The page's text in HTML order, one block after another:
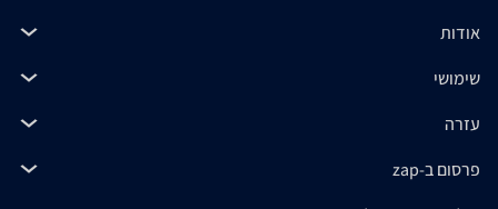
אודות
שימושי
עזרה
פרסום ב-zap